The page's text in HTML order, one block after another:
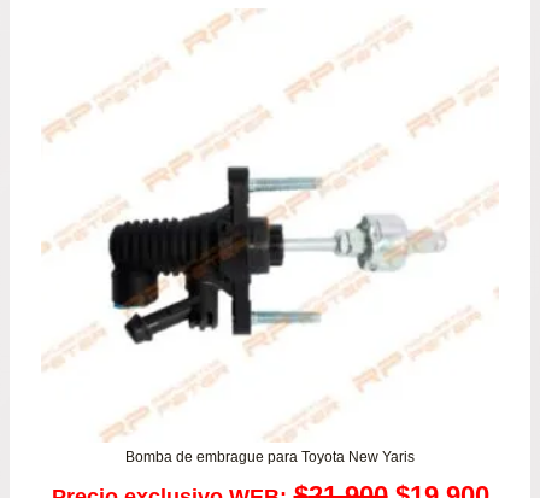
Bomba de embrague para Toyota New Yaris